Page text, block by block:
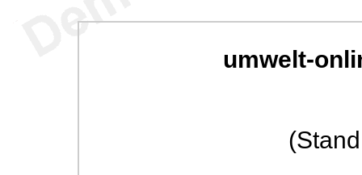
umwelt-